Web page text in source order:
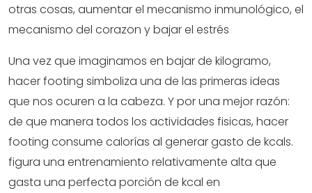
otras cosas, aumentar el mecanismo inmunológico, el
mecanismo del corazon y bajar el estrés
Una vez que imaginamos en bajar de kilogramo,
hacer footing simboliza una de las primeras ideas
que nos ocuren a la cabeza. Y por una mejor razón:
de que manera todos los actividades fisicas, hacer
footing consume calorías al generar gasto de kcals.
figura una entrenamiento relativamente alta que
gasta una perfecta porción de kcal en